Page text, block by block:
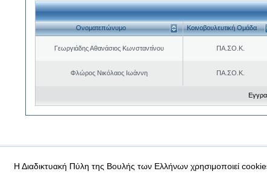
Ονοματεπώνυμο Κοινοβουλευτική Ομάδα
Γεωργιάδης Αθανάσιος Κωνσταντίνου ΠΑ.ΣΟ.Κ.
Φλώρος Νικόλαος Ιωάννη ΠΑ.ΣΟ.Κ.
Όροι χρήσης Προσωπικά δεδομένα Ασφάλεια & Πρόσβαση
Η Διαδικτυακή Πύλη της Βουλής των Ελλήνων χρησιμοποιεί